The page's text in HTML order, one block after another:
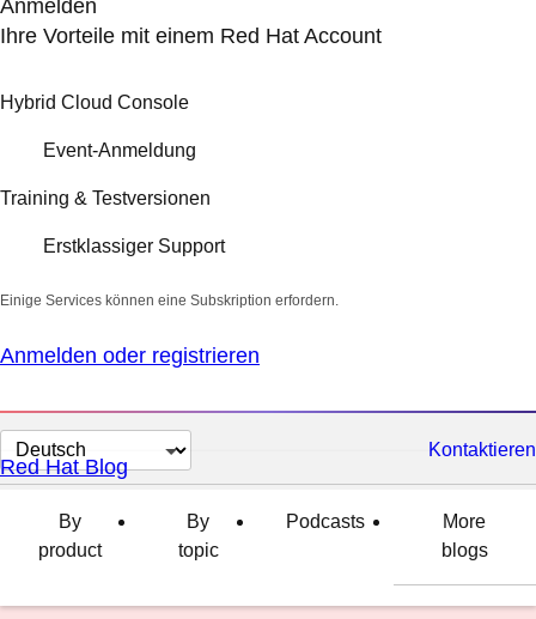
Anmelden
Ihre Vorteile mit einem Red Hat Account
Hybrid Cloud Console
Event-Anmeldung
Training & Testversionen
Erstklassiger Support
Einige Services können eine Subskription erfordern.
Anmelden oder registrieren
Sprache
auswählen
Kontaktieren
Red Hat Blog
By
product
By
topic
Podcasts
More
blogs